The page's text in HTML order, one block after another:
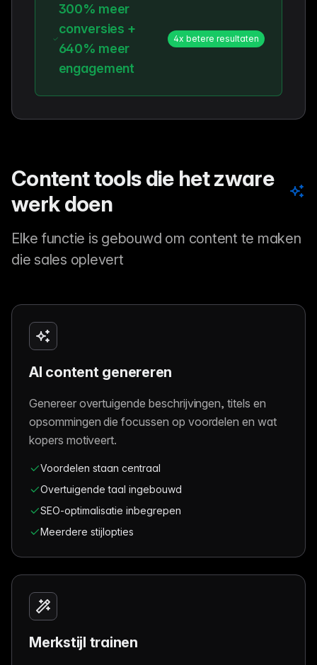
300% meer
conversies +
640% meer
engagement
4x betere resultaten
Content tools die het zware
werk doen
Elke functie is gebouwd om content te maken
die sales oplevert
AI content genereren
Genereer overtuigende beschrijvingen, titels en
opsommingen die focussen op voordelen en wat
kopers motiveert.
Voordelen staan centraal
Overtuigende taal ingebouwd
SEO-optimalisatie inbegrepen
Meerdere stijlopties
Merkstijl trainen